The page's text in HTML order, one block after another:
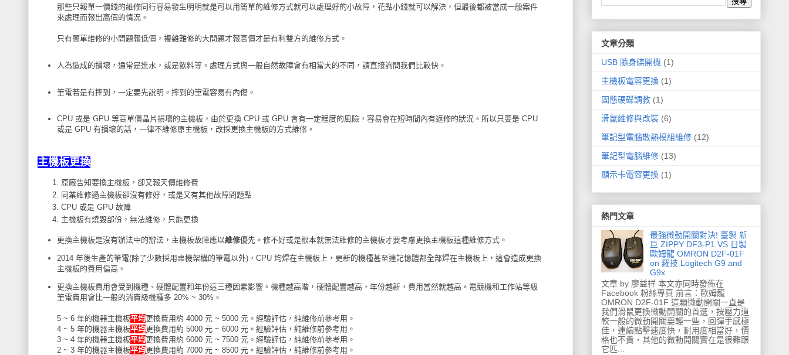
那些只報單一價錢的維修同行容易發生明明就是可以用簡單的維修方式就可以處理好的小故障，花點小錢就可以解決，但最後都被當成一般案件
來處理而報出高價的情況。
只有簡單維修的小問題報低價，複雜難修的大問題才報高價才是有利雙方的維修方式。
人為造成的損壞，通常是進水，或是飲料等。處理方式與一般自然故障會有相當大的不同，請直接詢問我們比較快。
筆電若是有摔到，一定要先說明。摔到的筆電容易有內傷。
CPU 或是 GPU 等高單價晶片損壞的主機板，由於更換 CPU 或 GPU 會有一定程度的風險，容易會在短時間內有返修的狀況。所以只要是 CPU
或是 GPU 有損壞的話，一律不維修原主機板，改採更換主機板的方式維修。
主機板更換
原廠告知要換主機板，卻又報天價維修費
同業維修過主機板卻沒有修好，或是又有其他故障問題點
CPU 或是 GPU 故障
主機板有燒毀部份，無法維修，只能更換
更換主機板是沒有辦法中的辦法，主機板故障應以維修優先。修不好或是根本就無法維修的主機板才要考慮更換主機板這種維修方式。
2014 年後生產的筆電(除了少數採用桌機架構的筆電以外)，CPU 均焊在主機板上，更新的機種甚至連記憶體都全部焊在主機板上，這會造成更換
主機板的費用偏高。
更換主機板費用會受到機種、硬體配置和年份這三種因素影響。機種越高階，硬體配置越高，年份越新，費用當然就越高。電競機和工作站等級
筆電費用會比一般的消費級機種多 20% ~ 30%。
5 ~ 6 年的機器主機板平均更換費用約 4000 元 ~ 5000 元。經驗評估，純維修前參考用。
4 ~ 5 年的機器主機板平均更換費用約 5000 元 ~ 6000 元。經驗評估，純維修前參考用。
3 ~ 4 年的機器主機板平均更換費用約 6000 元 ~ 7500 元。經驗評估，純維修前參考用。
2 ~ 3 年的機器主機板平均更換費用約 7000 元 ~ 8500 元。經驗評估，純維修前參考用。
文章分類
USB 隨身碟開機 (1)
主機板電容更換 (1)
固態硬碟調教 (1)
滑鼠維修與改裝 (6)
筆記型電腦散熱模組維修 (12)
筆記型電腦維修 (13)
顯示卡電容更換 (1)
熱門文章
最強微動開關對決! 臺製 新
巨 ZIPPY DF3-P1 VS 日製
歐姆龍 OMRON D2F-01F
on 羅技 Logitech G9 and
G9x
文章 by 廖益祥 本文亦同時發佈在
Facebook 粉絲專頁 前言：歐姆龍
OMRON D2F-01F 這顆微動開關一直是
我們滑鼠更換微動開關的首選，按壓力道
較一般的微動開關要輕一些，回彈手感極
佳，連續點擊速度快，耐用度相當好，價
格也不貴，其他的微動開關實在是很難跟
它匹...